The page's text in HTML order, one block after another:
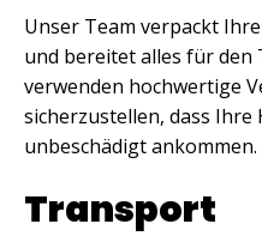
Unser Team verpackt
und bereitet alles für
verwenden hochwertige
sicherzustellen, dass
unbeschädigt ankommen.
Transport